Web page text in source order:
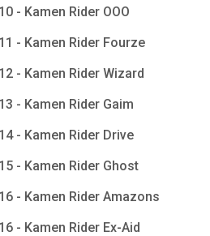
- Kamen Rider OOO
- Kamen Rider Fourze
- Kamen Rider Wizard
- Kamen Rider Gaim
- Kamen Rider Drive
- Kamen Rider Ghost
- Kamen Rider Amazons
- Kamen Rider Ex-Aid